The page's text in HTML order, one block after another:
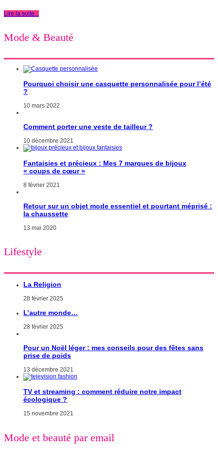
Lire la suite...
Mode & Beauté
Pourquoi choisir une casquette personnalisée pour l’été
?
10 mars 2022
Comment porter une veste de tailleur ?
10 décembre 2021
Fantaisies et précieux : Mes 7 marques de bijoux
« coups de cœur »
8 février 2021
Retour sur un objet mode essentiel et pourtant méprisé :
la chaussette
13 mai 2020
Lifestyle
La Religion
28 février 2025
L’autre monde…
28 février 2025
Pour un Noël léger : mes conseils pour des fêtes sans
prise de poids
13 décembre 2021
TV et streaming : comment réduire notre impact
écologique ?
15 novembre 2021
Mode et beauté par email